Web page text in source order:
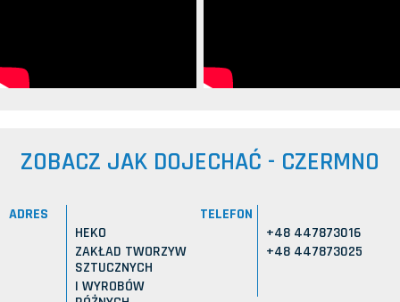
ZOBACZ JAK DOJECHAĆ - CZERMNO
ADRES
HEKO
ZAKŁAD TWORZYW
SZTUCZNYCH
I WYROBÓW
TELEFON
+48 447873016
+48 447873025